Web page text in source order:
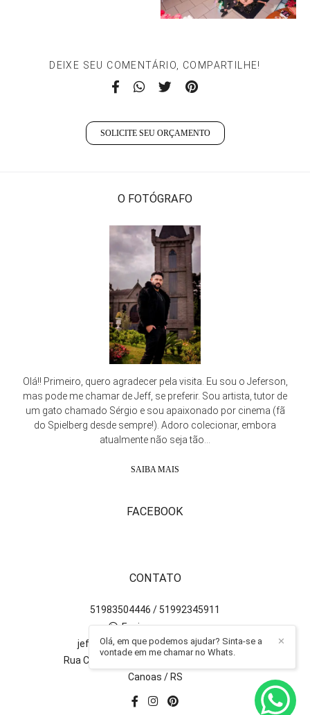
DEIXE SEU COMENTÁRIO, COMPARTILHE!
SOLICITE SEU ORÇAMENTO
O FOTÓGRAFO
Olá!! Primeiro, quero agradecer pela visita. Eu sou o Jeferson,
mas pode me chamar de Jeff, se preferir. Sou artista, tutor de
um gato chamado Sérgio e sou apaixonado por cinema (fã
do Spielberg desde sempre!). Adoro colecionar, embora
atualmente não seja tão...
SAIBA MAIS
FACEBOOK
CONTATO
51983504446 / 51992345911
Enviar mensagem
jefersonpaz.fotografo@gmail.com
Rua Camboatás, 315, bloco 9 - 401 - Igara
Canoas / RS
✕
Olá, em que podemos ajudar? Sinta-se a
vontade em me chamar no Whats.